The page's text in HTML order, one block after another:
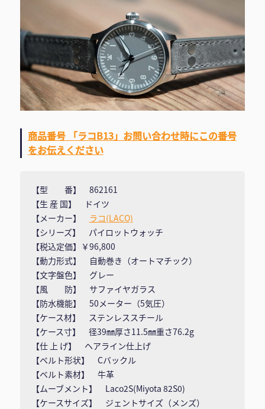
商品番号 「ラコB13」お問い合わせ時にこの番号
をお伝えください
【型 番】 862161
【生 産 国】 ドイツ
【メーカー】
ラコ(LACO)
【シリーズ】 パイロットウォッチ
【税込定価】￥96,800
【動力形式】 自動巻き（オートマチック）
【文字盤色】 グレー
【風 防】 サファイヤガラス
【防水機能】 50メーター（5気圧）
【ケース材】 ステンレススチール
【ケース寸】 径39㎜厚さ11.5㎜重さ76.2g
【仕 上 げ】 ヘアライン仕上げ
【ベルト形状】 Cバックル
【ベルト素材】 牛革
【ムーブメント】 Laco2S(Miyota 82S0)
【ケースサイズ】 ジェントサイズ（メンズ）